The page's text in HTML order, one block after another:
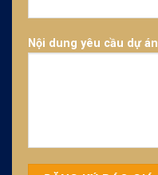
Nội dung yêu cầu dự án